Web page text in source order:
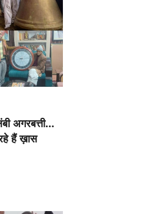
अगरबत्ती…
हैं ख़ास